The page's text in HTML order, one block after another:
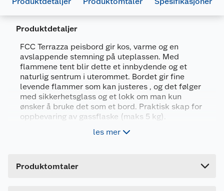
Produktdetaljer
FCC Terrazza peisbord gir kos, varme og en
avslappende stemning på uteplassen. Med
flammene tent blir dette et innbydende og et
naturlig sentrum i uterommet. Bordet gir fine
levende flammer som kan justeres , og det følger
med sikkerhetsglass og et lokk om man kun
ønsker å bruke det som et bord. Praktisk skap for
oppbevaring av gassflaske (maks 5 kg).
Bord – Alle lakkerte flater i aluminium
Leveres med sikkerhetsglass og skap
les mer
Produktomtaler
Generelt
Artikkelnummer
7072806006220
Leverandørens artikkelnummer
FCC-PB-10001
Farge
SVART
Lengde